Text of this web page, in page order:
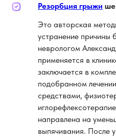
Резорбция грыжи
Это авторская
устранение причины
неврологом
применяется в
заключается в
подобранном
средствами,
направлена на
выпячивания. После